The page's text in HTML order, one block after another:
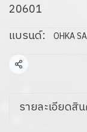
20601
แบรนด์:
OHKA
แชร์
รายละเอียดสิ